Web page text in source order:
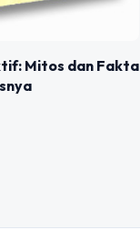
Mitos dan Fakta